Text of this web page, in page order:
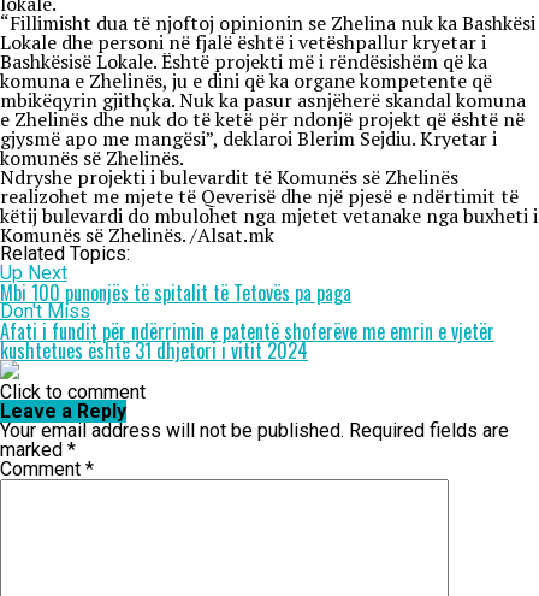
“Fillimisht dua të njoftoj opinionin se Zhelina nuk ka Bashkësi
Lokale dhe personi në fjalë është i vetëshpallur kryetar i
Bashkësisë Lokale. Është projekti më i rëndësishëm që ka
komuna e Zhelinës, ju e dini që ka organe kompetente që
mbikëqyrin gjithçka. Nuk ka pasur asnjëherë skandal komuna
e Zhelinës dhe nuk do të ketë për ndonjë projekt që është në
gjysmë apo me mangësi”, deklaroi Blerim Sejdiu. Kryetar i
komunës së Zhelinës.
Ndryshe projekti i bulevardit të Komunës së Zhelinës
realizohet me mjete të Qeverisë dhe një pjesë e ndërtimit të
këtij bulevardi do mbulohet nga mjetet vetanake nga buxheti i
Komunës së Zhelinës. /Alsat.mk
Related Topics:
Up Next
Mbi 100 punonjës të spitalit të Tetovës pa paga
Don't Miss
Afati i fundit për ndërrimin e patentë shoferëve me emrin e vjetër
kushtetues është 31 dhjetori i vitit 2024
Click to comment
Leave a Reply
Your email address will not be published. Required fields are
marked *
Comment *